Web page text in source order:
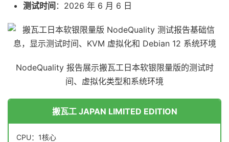
测试时间 ：2026 年 6 月 6 日
NodeQuality 报告展示搬瓦工日本软银限量版的测试时
间、虚拟化类型和系统环境
搬瓦工 JAPAN LIMITED EDITION
CPU：1核心